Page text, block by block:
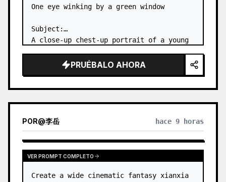
One eye winking by a green window
Subject:
A close-up chest-up portrait of a young
leaning her cheek on one hand and
smiling with one eye closed at a wooden
PRUÉBALO AHORA
POR@李岳 hace 9 horas
VER PROMPT COMPLETO
Create a wide cinematic fantasy xianxia